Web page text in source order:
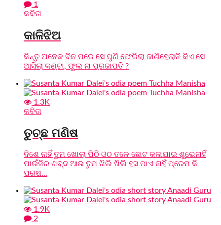
1
କବିତା
କାଳିଝିଅ
କିନ୍ତୁ ଅନେକ ଦିନ ପରେ ସେ ପୁଣି ଫେରିଲା ଜାଣିହେଲାନି କିଏ ସେ
ଆସିଲା କଣ୍ଟା, ଫୁଲ ନା ପ୍ରଜାପତି ?
1.3K
କବିତା
ତୁଚ୍ଛ ମଣିଷ
ଦିଶେ ନାହିଁ ତୁମ ଖୋଲା ପିଠି ଓଠ ତଳେ ଛୋଟ କଳାଯାଇ ଶୁଭେନାହିଁ
ପାଉଁଜିର ଶବ୍ଦ ଆଉ ତୁମ ଖିଲି ଖିଲି ହସ ପାଏ ନାହିଁ ପ୍ରେମ କି
ପରଷ...
1.9K
2